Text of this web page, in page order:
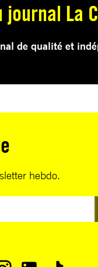
journal La
de qualité et
hebdo.